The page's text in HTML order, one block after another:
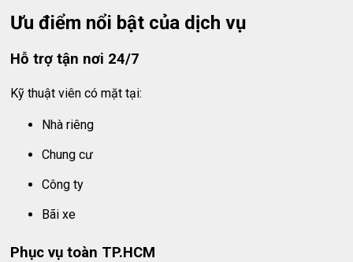
Ưu điểm nổi bật của dịch vụ
Hỗ trợ tận nơi 24/7
Kỹ thuật viên có mặt tại:
Nhà riêng
Chung cư
Công ty
Bãi xe
Phục vụ toàn TP.HCM